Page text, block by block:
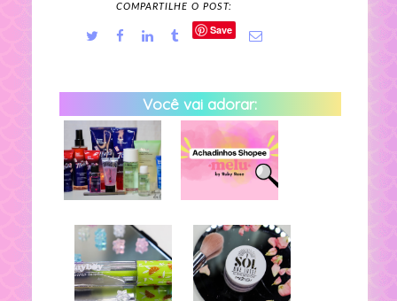
COMPARTILHE O POST:
Save
Você vai adorar: